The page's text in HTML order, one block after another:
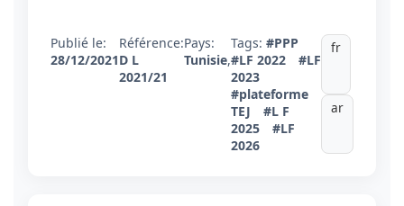
Publié le:
28/12/2021
Référence:
D L
2021/21
Pays:
Tunisie,
Tags: #PPP
#LF 2022
#LF
2023
#plateforme
TEJ
#L F
2025
#LF
2026
fr
ar